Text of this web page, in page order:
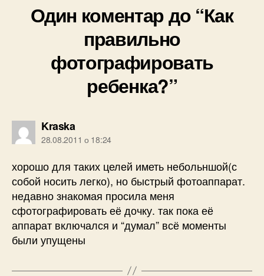
Один коментар до “Как
правильно
фотографировать
ребенка?”
Kraskaговорить:
28.08.2011 о 18:24
хорошо для таких целей иметь небольншой(с
собой носить легко), но быстрый фотоаппарат.
недавно знакомая просила меня
сфотографировать её дочку. так пока её
аппарат включался и “думал” всё моменты
были упущены